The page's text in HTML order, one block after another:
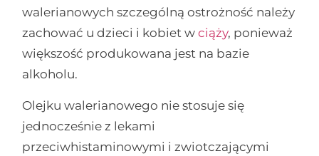
walerianowych szczególną ostrożność należy
zachować u dzieci i kobiet wciąży, ponieważ
większość produkowana jest na bazie
alkoholu.
Olejku walerianowego nie stosuje się
jednocześnie z lekami
przeciwhistaminowymi i zwiotczającymi